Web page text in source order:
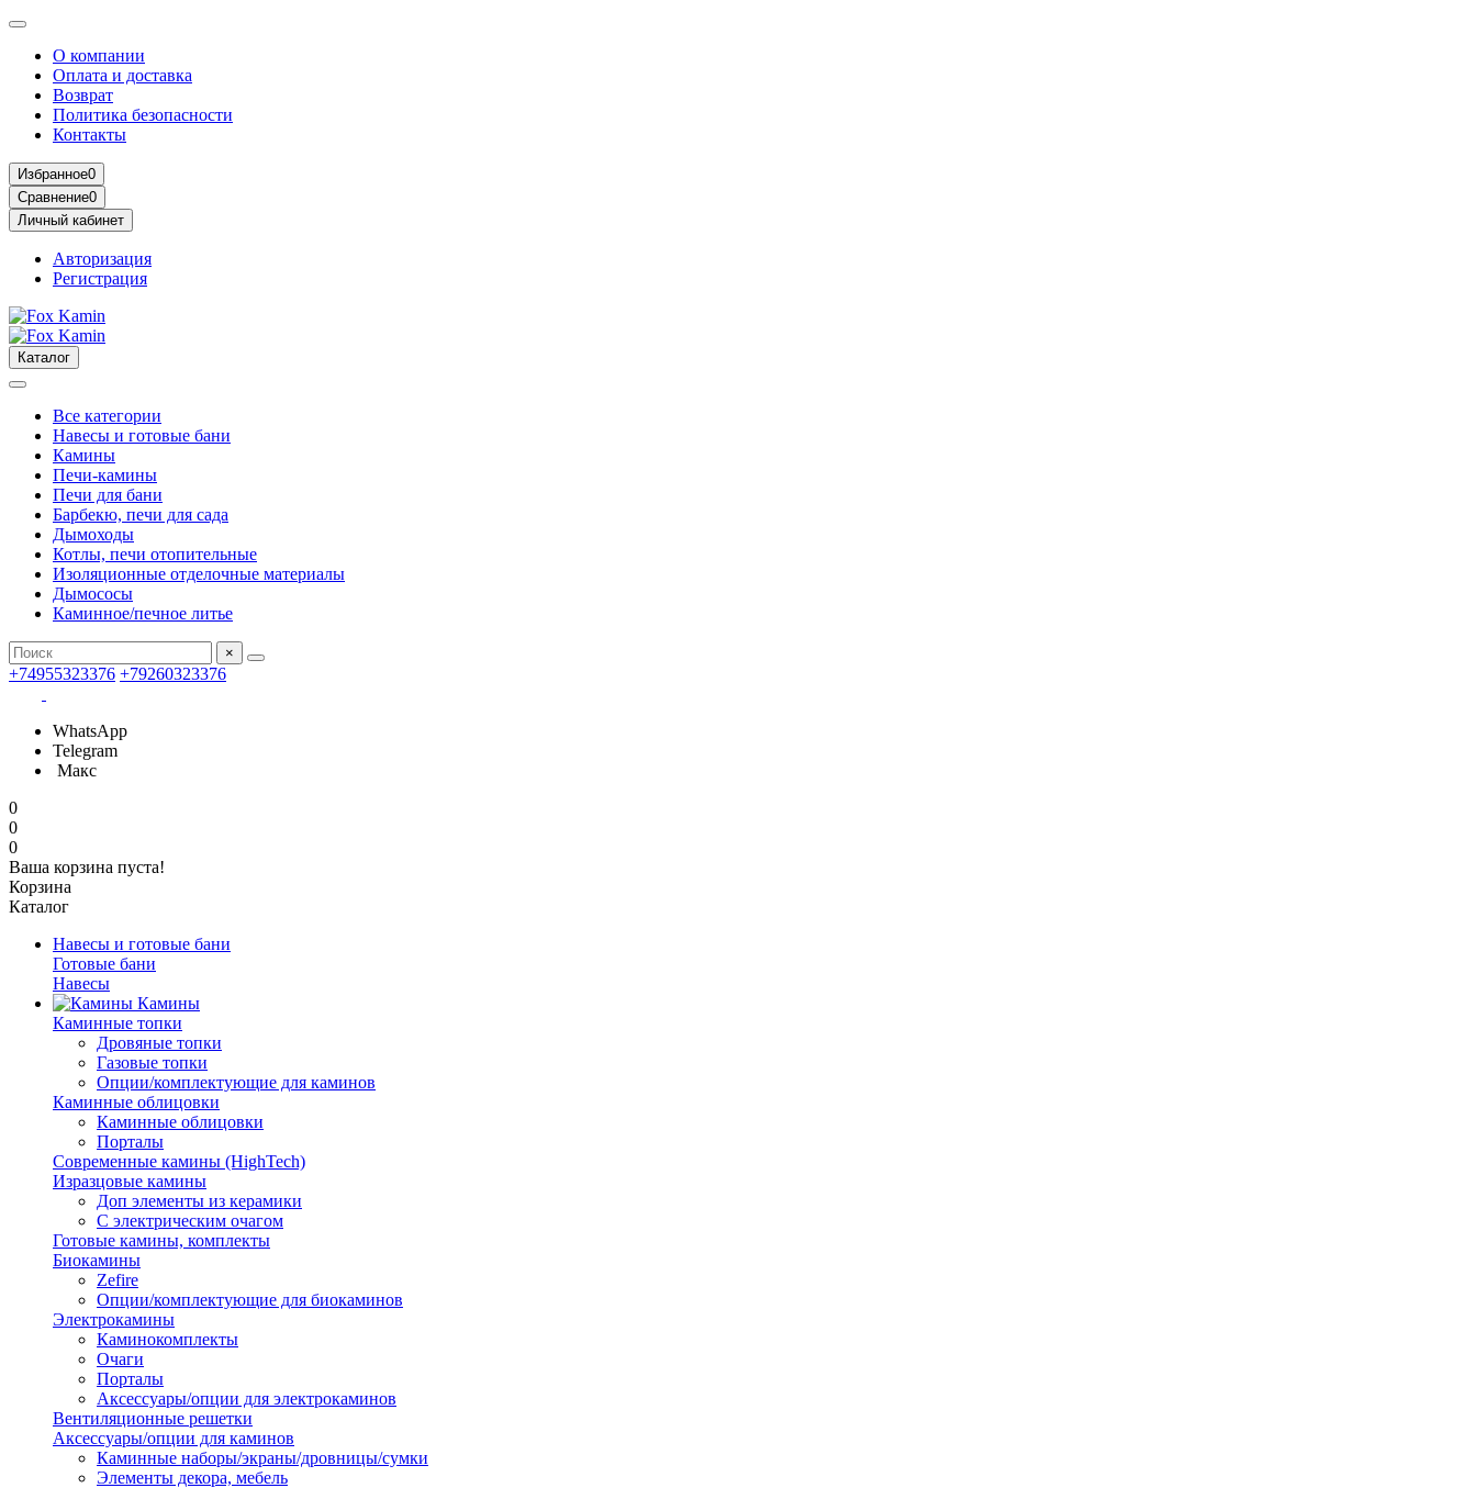
О компании
Оплата и доставка
Возврат
Политика безопасности
Контакты
Избранное0
Сравнение0
Личный кабинет
Авторизация
Регистрация
Каталог
Все категории
Навесы и готовые бани
Камины
Печи-камины
Печи для бани
Барбекю, печи для сада
Дымоходы
Котлы, печи отопительные
Изоляционные отделочные материалы
Дымососы
Каминное/печное литье
×
+74955323376 +79260323376
WhatsApp
Telegram
Макс
0
0
0
Ваша корзина пуста!
Корзина
Каталог
Навесы и готовые бани
Готовые бани
Навесы
Камины
Каминные топки
Дровяные топки
Газовые топки
Опции/комплектующие для каминов
Каминные облицовки
Каминные облицовки
Порталы
Современные камины (HighTech)
Изразцовые камины
Доп элементы из керамики
С электрическим очагом
Готовые камины, комплекты
Биокамины
Zefire
Опции/комплектующие для биокаминов
Электрокамины
Каминокомплекты
Очаги
Порталы
Аксессуары/опции для электрокаминов
Вентиляционные решетки
Аксессуары/опции для каминов
Каминные наборы/экраны/дровницы/сумки
Элементы декора, мебель